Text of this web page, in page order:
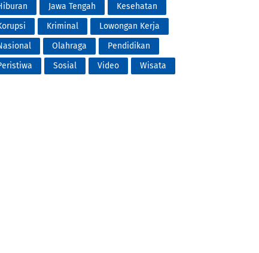
Jawa Tengah
Kesehatan
Kriminal
Lowongan Kerja
Olahraga
Pendidikan
Sosial Video Wisata